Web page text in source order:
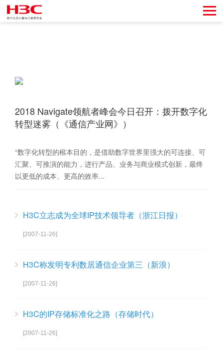
2018 Navigate领航者峰会今日召开：拨开数字化
转型迷雾（《通信产业网》）
“数字化转型的根本目的，是借助数字世界里强大的可连接、可
汇聚、可推演的能力，进行产品、业务与商业模式创新，最终
以更低的成本、更高的效率...
H3C立志成为全球IP技术领导者（浙江日报）
[2007-11-26]
H3C称发明专利数居通信企业第三（新浪）
[2007-11-26]
H3C的IP存储标准化之路（存储时代）
[2007-11-26]